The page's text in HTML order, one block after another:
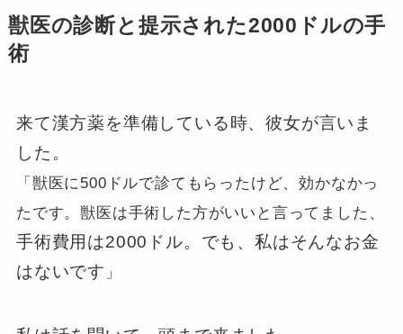
獣医の診断と提示された2000ドルの手
術
来て漢方薬を準備している時、彼女が言いま
した。
「獣医に500ドルで診てもらったけど、効かなかっ
たです。獣医は手術した方がいいと言ってました、
手術費用は2000ドル。でも、私はそんなお金
はないです 」